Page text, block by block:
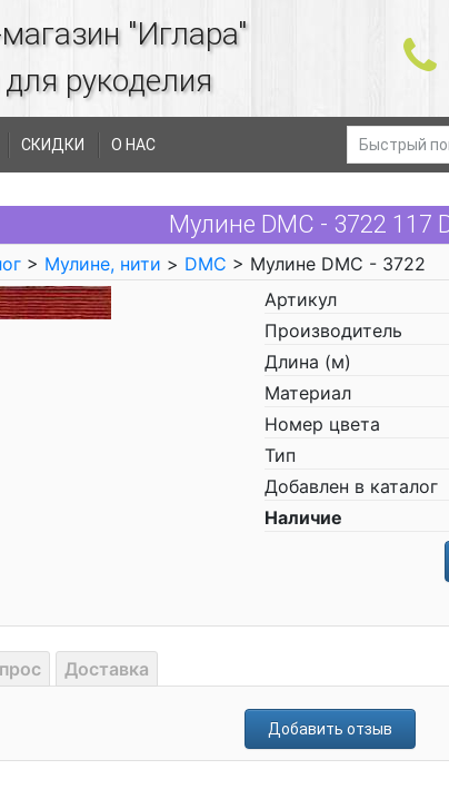
"Иглара"
рукоделия
СКИДКИ О НАС
Мулине DMC - 3722 117
> Мулине, нити > DMC > Мулине DMC - 3722
Артикул
Производитель
Длина (м)
Материал
Номер цвета
Тип
Добавлен в каталог
Наличие
Доставка
Добавить отзыв